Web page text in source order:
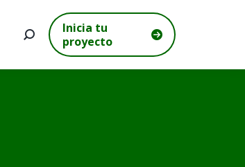
Buscar:
Inicia tu
proyecto